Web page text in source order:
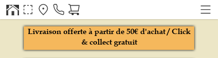
Livraison offerte à partir de 50€ d'achat / Click
& collect gratuit